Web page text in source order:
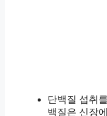
단백질 섭취
백질은 신장